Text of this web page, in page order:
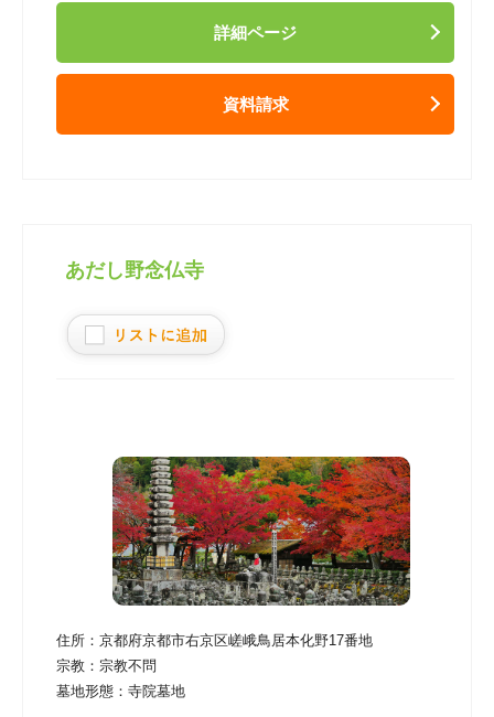
詳細ページ
資料請求
あだし野念仏寺
住所： 京都府京都市右京区嵯峨鳥居本化野17番地
宗教： 宗教不問
墓地形態： 寺院墓地